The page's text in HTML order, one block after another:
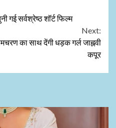
गई सर्वश्रेष्ठ शॉर्ट फिल्म
Next:
का साथ देंगी धड़क गर्ल जाह्नवी
कपूर